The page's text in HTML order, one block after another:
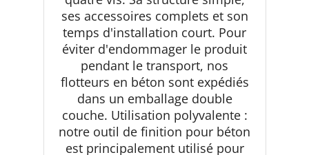
ses accessoires complets et son
temps d'installation court. Pour
éviter d'endommager le produit
pendant le transport, nos
flotteurs en béton sont expédiés
dans un emballage double
couche. Utilisation polyvalente :
notre outil de finition pour béton
est principalement utilisé pour